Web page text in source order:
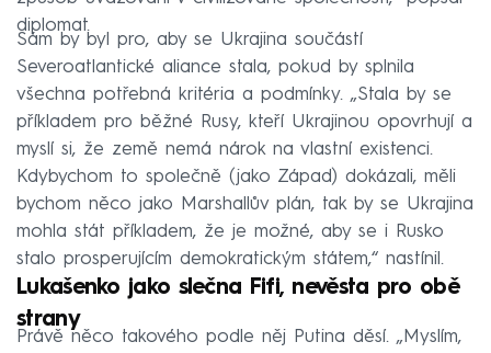
diplomat.
Sám by byl pro, aby se Ukrajina součástí
Severoatlantické aliance stala, pokud by splnila
všechna potřebná kritéria a podmínky. „Stala by se
příkladem pro běžné Rusy, kteří Ukrajinou opovrhují a
myslí si, že země nemá nárok na vlastní existenci.
Kdybychom to společně (jako Západ) dokázali, měli
bychom něco jako Marshallův plán, tak by se Ukrajina
mohla stát příkladem, že je možné, aby se i Rusko
stalo prosperujícím demokratickým státem,“ nastínil.
Lukašenko jako slečna Fifi, nevěsta pro obě
strany
Právě něco takového podle něj Putina děsí. „Myslím,